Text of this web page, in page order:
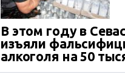
В этом году в
изъяли
алкоголя на 50